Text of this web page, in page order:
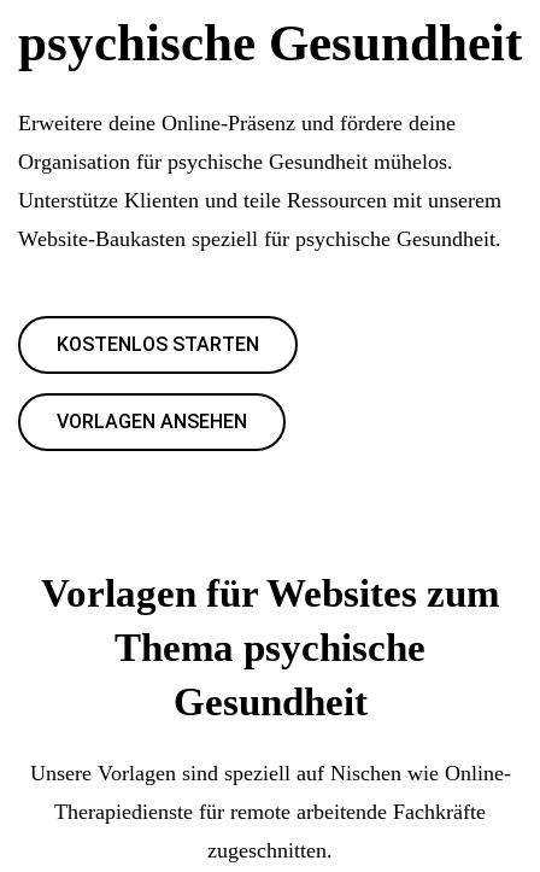
psychische Gesundheit
Erweitere deine Online-Präsenz und fördere deine
Organisation für psychische Gesundheit mühelos.
Unterstütze Klienten und teile Ressourcen mit unserem
Website-Baukasten speziell für psychische Gesundheit.
KOSTENLOS STARTEN
VORLAGEN ANSEHEN
Vorlagen für Websites zum
Thema psychische
Gesundheit
Unsere Vorlagen sind speziell auf Nischen wie Online-
Therapiedienste für remote arbeitende Fachkräfte
zugeschnitten.